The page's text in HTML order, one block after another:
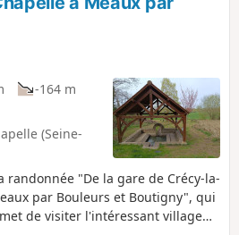
les plus
dont
de baptiser
de
les
de Reuil-en-
-164 m
(Seine-
randonnée "De la gare de Crécy-la-
par Bouleurs et Boutigny", qui
de visiter l'intéressant village